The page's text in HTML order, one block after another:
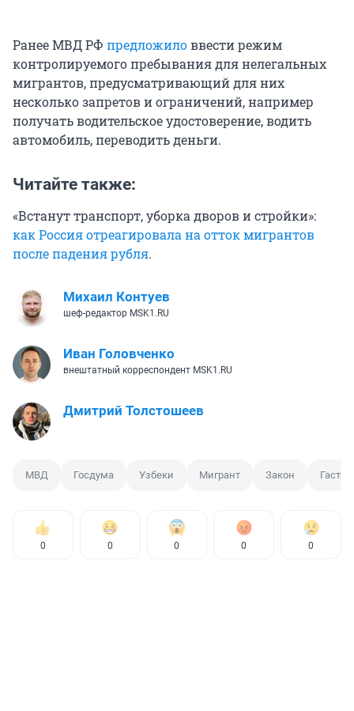
Ранее МВД РФ предложиловвести режим
контролируемого пребывания для нелегальных
мигрантов, предусматривающий для них
несколько запретов и ограничений, например
получать водительское удостоверение, водить
автомобиль, переводить деньги.
Читайте также:
«Встанут транспорт, уборка дворов и стройки»:
как Россия отреагировала на отток мигрантов
после падения рубля.
Михаил Контуев
шеф-редактор MSK1.RU
Иван Головченко
внештатный корреспондент MSK1.RU
Дмитрий Толстошеев
МВД Госдума Узбеки Мигрант Закон
0 0 0 0 0